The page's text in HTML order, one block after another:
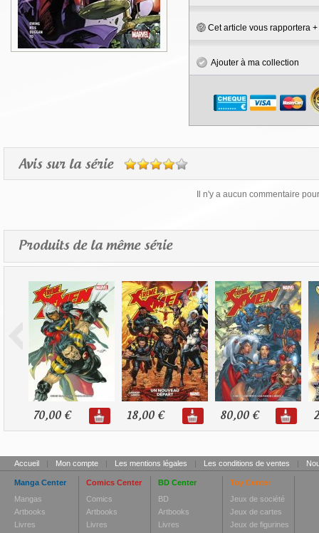
Cet article vous rapportera +
Ajouter à ma collection
Avis sur la série
Il n'y a aucun commentaire
Produits de la même série
70,00 € 18,00 € 80,00 €
Accueil | Mon compte | Les mentions légales | Les conditions de ventes |
Manga Center
Mangas
Artbooks
Livres
Comics Center
Comics
Artbooks
Livres
BD Center
BD
Artbooks
Livres
Toy Center
Jeux de société
Jeux de cartes
Jeux de figurines